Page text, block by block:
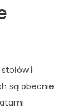
i
są obecnie